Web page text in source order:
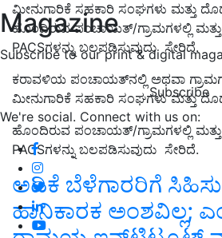
Magazine
Subscribe to our print & digital
Subscribe
We're social. Connect with us on:
ಮೀನುಗಾರಿಕೆ ಸಹಕಾರಿ ಸಂಘಗಳು ಮತ್ತು
ಹೊಂದಿರುವ ಪಂಚಾಯತ್/ಗ್ರಾಮಗಳಲ್ಲಿ ಮತ್ತು
PACSಗಳನ್ನು ಬಲಪಡಿಸುವುದು ಸೇರಿದೆ.
ಕರಾವಳಿಯ ಪಂಚಾಯತ್‌ನಲ್ಲಿ ಅಥವಾ
ಮೀನುಗಾರಿಕೆ ಸಹಕಾರಿ ಸಂಘಗಳು ಮತ್ತು
ಹೊಂದಿರುವ ಪಂಚಾಯತ್/ಗ್ರಾಮಗಳಲ್ಲಿ ಮತ್ತು
PACSಗಳನ್ನು ಬಲಪಡಿಸುವುದು ಸೇರಿದೆ.
ಅಡಿಕೆ ಬೆಳೆಗಾರರಿಗೆ
ಹಾನಿಕಾರಕ ಅಂಶವಿಲ್ಲ;